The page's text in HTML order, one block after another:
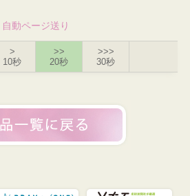
自動ページ送り
>
10秒
>>
20秒
>>>
30秒